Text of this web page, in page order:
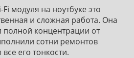
модуля на ноутбуке это
и сложная работа. Она
полной концентрации от
сотни ремонтов
его тонкости.